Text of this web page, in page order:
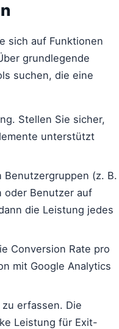
sich auf Funktionen
grundlegende
suchen, die eine
Stellen Sie sicher,
unterstützt
(z. B.
oder Benutzer auf
die Leistung jedes
Conversion Rate pro
mit Google Analytics
erfassen. Die
Leistung für Exit-